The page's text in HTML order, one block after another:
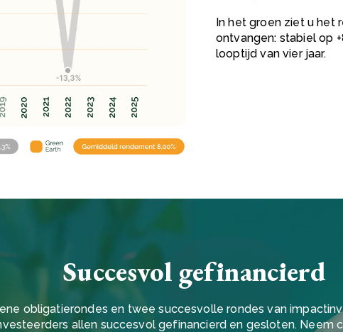
In het groen ziet u het
ontvangen: stabiel op
looptijd van vier jaar.
Succesvol gefinancierd
obligatierondes en twee succesvolle rondes van
allen succesvol gefinancierd en gesloten. Neem